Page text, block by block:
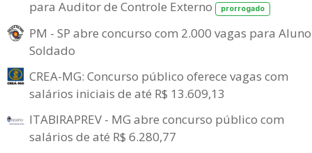
para Auditor de Controle Externo
prorrogado
PM - SP abre concurso com 2.000 vagas para
Soldado
CREA-MG: Concurso público oferece vagas com
salários iniciais de até R$ 13.609,13
ITABIRAPREV - MG abre concurso público com
salários de até R$ 6.280,77